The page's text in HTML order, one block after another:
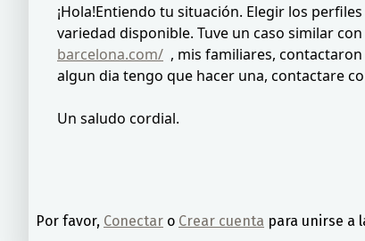
¡Hola!Entiendo tu situación. Elegir los
variedad disponible. Tuve un caso similar
barcelona.com/ , mis familiares,
algun dia tengo que hacer una, contactare
Un saludo cordial.
Por favor, Conectar o Crear cuenta para unirse a